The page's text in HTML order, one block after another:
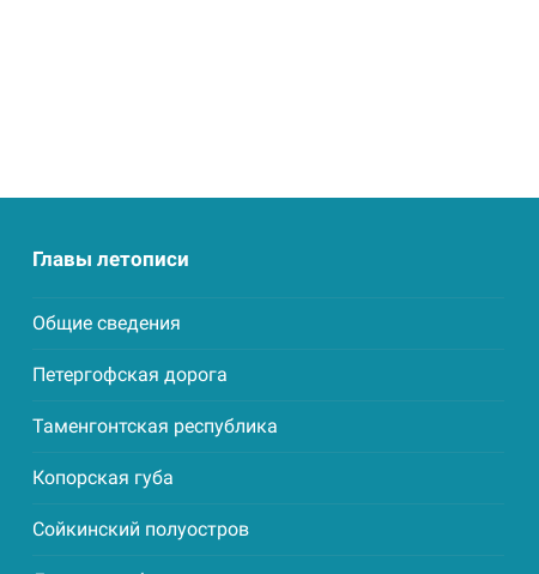
Главы летописи
Общие сведения
Петергофская дорога
Таменгонтская республика
Копорская губа
Сойкинский полуостров